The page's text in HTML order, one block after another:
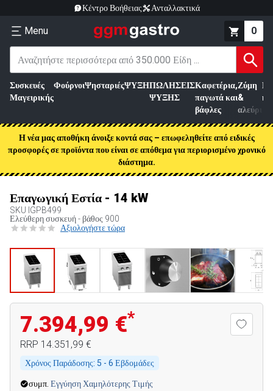
Κέντρο Βοήθειας Ανταλλακτικά
Menu 0
Συσκευές
Μαγειρικής
ΦούρνοιΨησταριέςΨΥΞΗΠΩΛΗΣΕΙΣ
ΨΥΞΗΣ
Καφετέρια,
παγωτά και
βάφλες
Ζύμη
&
αλεύρι
Η νέα μας αποθήκη άνοιξε κοντά σας – επωφεληθείτε από ειδικές
προσφορές σε προϊόντα που είναι σε απόθεμα για περιορισμένο χρονικό
διάστημα.
Επαγωγική Εστία - 14 kW
SKU IGPB499
Ελεύθερη συσκευή - βάθος 900
Αξιολογήστε τώρα
7.394,99 €*
RRP 14.351,99 €
Χρόνος Παράδοσης: 5 - 6 Εβδομάδες
συμπ. Εγγύηση Χαμηλότερης Τιμής